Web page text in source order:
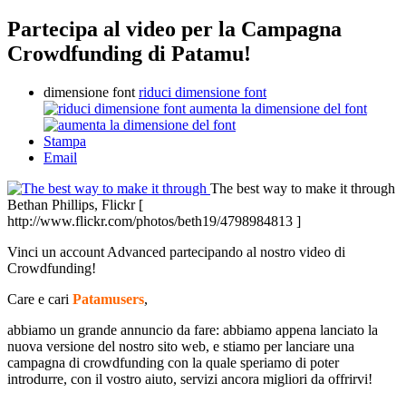
Partecipa al video per la Campagna
Crowdfunding di Patamu!
dimensione font riduci dimensione font
aumenta la dimensione del font
Stampa
Email
The best way to make it through
Bethan Phillips, Flickr [
http://www.flickr.com/photos/beth19/4798984813 ]
Vinci un account Advanced partecipando al nostro video di
Crowdfunding!
Care e cari Patamusers,
abbiamo un grande annuncio da fare: abbiamo appena lanciato la
nuova versione del nostro sito web, e stiamo per lanciare una
campagna di crowdfunding con la quale speriamo di poter
introdurre, con il vostro aiuto, servizi ancora migliori da offrirvi!